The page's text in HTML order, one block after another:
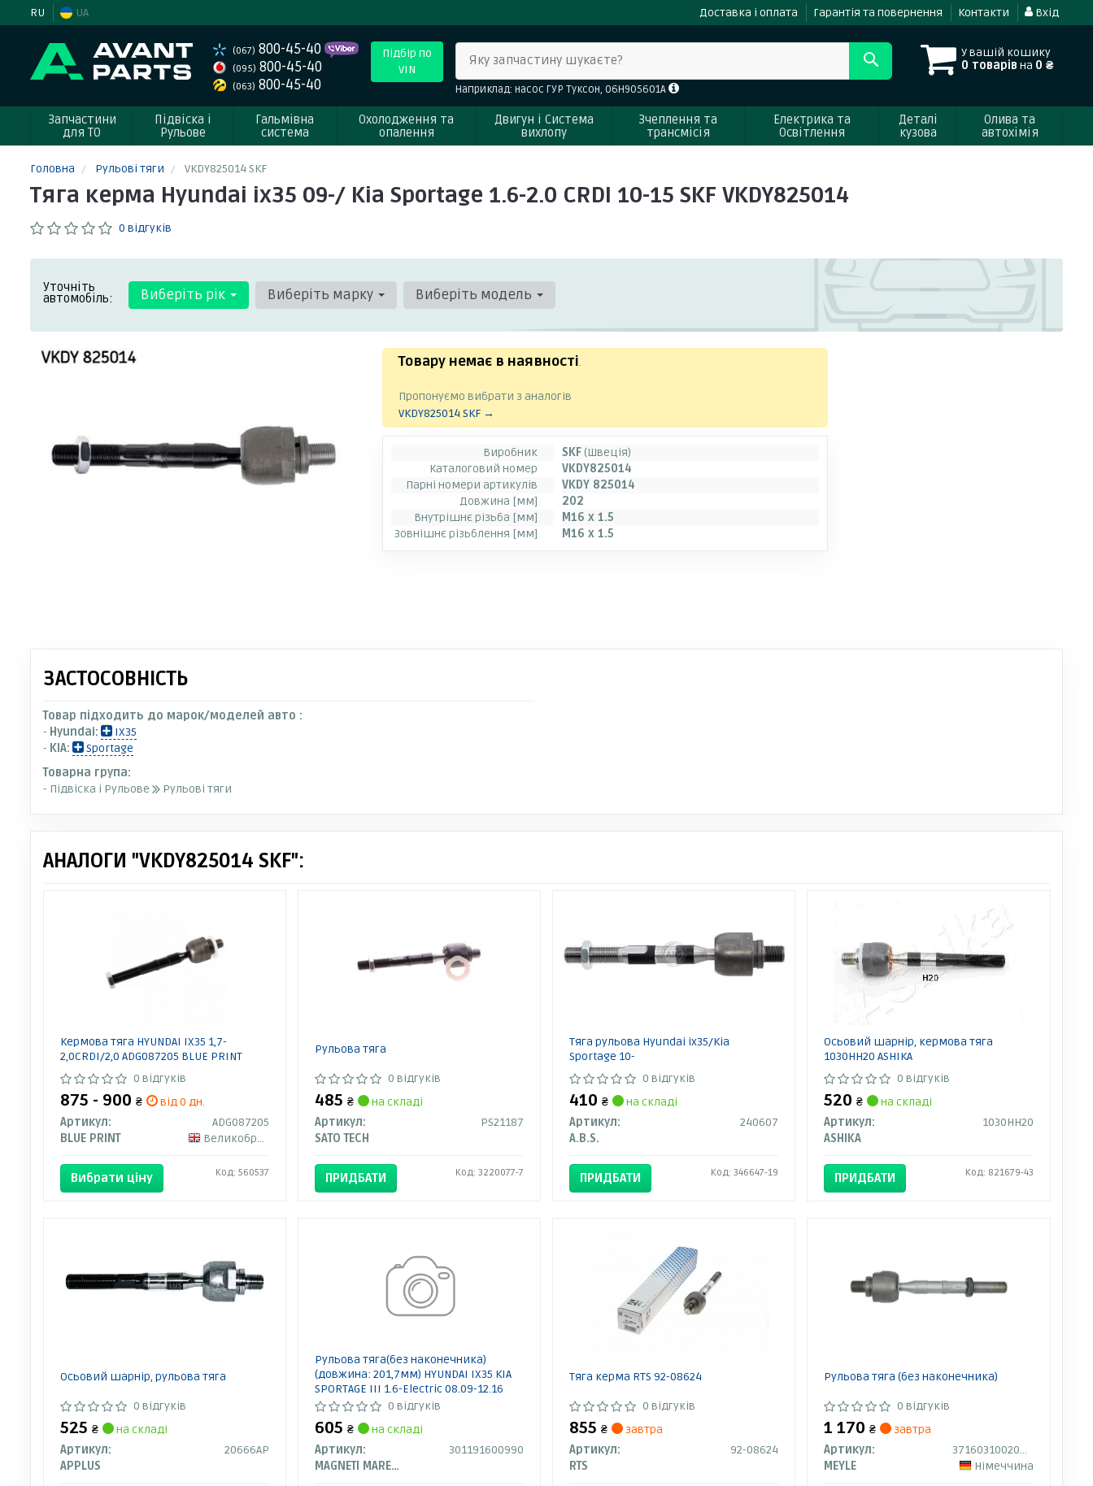
RU UA Доставка і оплата Гарантія та повернення Контакти Вхід
(067) 800-45-40
(095) 800-45-40
(063) 800-45-40
Підбір по
VIN
У вашій кошику
0 товарів на 0 ₴
Яку запчастину шукаєте?
Наприклад: насос ГУР Туксон, 06H905601A
Запчастини
для ТО
Підвіска і
Рульове
Гальмівна
система
Охолодження та
опалення
Двигун і Система
вихлопу
Зчеплення та
трансмісія
Електрика та
Освітлення
Деталі
кузова
Олива та
автохімія
Головна Рульові тяги VKDY825014 SKF
Тяга керма Hyundai ix35 09-/ Kia Sportage 1.6-2.0 CRDI 10-15 SKF VKDY825014
0 відгуків
Уточніть
автомобіль: Виберіть рік Виберіть марку Виберіть модель
Товару немає в наявності.
Пропонуємо вибрати з аналогів
VKDY825014 SKF →
Виробник SKF (Швеція)
Каталоговий номер
VKDY825014
Парні номери артикулів
VKDY 825014
Довжина [мм]
202
Внутрішнє різьба [мм]
M16 x 1.5
Зовнішнє різьблення [мм]
M16 x 1.5
ЗАСТОСОВНІСТЬ
Товар підходить до марок/моделей авто :
- Hyundai:
IX35
- KIA:
Sportage
Товарна група:
- Підвіска і Рульове
Рульові тяги
АНАЛОГИ "VKDY825014 SKF":
Кермова тяга HYUNDAI IX35 1,7-
2,0CRDI/2,0 ADG087205 BLUE PRINT
0 відгуків
875 - 900 ₴
від 0 дн.
Артикул:
ADG087205
BLUE PRINT
Великобританія
Вибрати ціну Код: 560537
Рульова тяга
0 відгуків
485 ₴
на складі
Артикул:
PS21187
SATO TECH
ПРИДБАТИ Код: 3220077-7
Тяга рульова Hyundai ix35/Kia
Sportage 10-
0 відгуків
410 ₴
на складі
Артикул:
240607
A.B.S.
ПРИДБАТИ Код: 346647-19
Осьовий шарнір, кермова тяга
1030HH20 ASHIKA
0 відгуків
520₴
на складі
Артикул:
1030HH20
ASHIKA
ПРИДБАТИ Код: 821679-43
Осьовий шарнір, рульова тяга
0 відгуків
525 ₴
на складі
Артикул:
20666AP
APPLUS
Рульова тяга(без наконечника)
(довжина: 201,7мм) HYUNDAI IX35 KIA
SPORTAGE III 1.6-Electric 08.09-12.16
301191600990 MAGNETI MARELLI
0 відгуків
605 ₴
на складі
Артикул:
301191600990
MAGNETI MARELLI
Тяга керма RTS 92-08624
0 відгуків
855 ₴
завтра
Артикул:
92-08624
RTS
Рульова тяга (без наконечника)
0 відгуків
1 170₴
завтра
Артикул:
37160310020HD
MEYLE
Німеччина